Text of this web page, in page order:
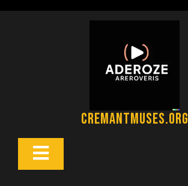
cremantmuses.org
Botón